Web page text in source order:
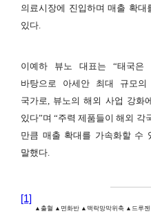
의료시장에 진입하며 매출 확
있다.
이예하 뷰노 대표는 “태국은
바탕으로 아세안 최대 규모
국가로, 뷰노의 해외 사업 강화
있다”며 “주력 제품들이 해외 각
만큼 매출 확대를 가속화할 수
말했다.
[1]
▲ 출혈 ▲면화반 ▲맥락망막위축 ▲드루